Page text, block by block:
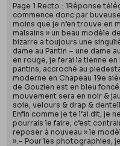
Page 1 Recto : 1Réponse
commence donc par
moins que je n’en trouve en
malsains » un beau modèle
bizarre a toujours une
dame au Pantin – une dame
en rouge, je ferai la tienne
pantins, accroché au
moderne en Chapeau 19e
de Gouzien est en bleu
mouvement sera en noir &
soie, velours & drap &
Enfin comme je te l’ai dit, je
pourrais le faire, c’est
reposer à nouveau » le
».– Pour les photographies,